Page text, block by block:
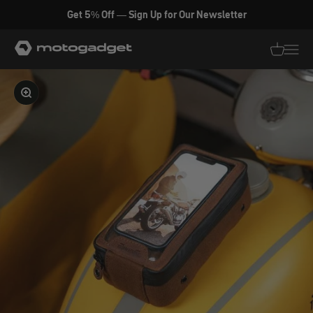
Zum Inhalt springen
Get 5% Off — Sign Up for Our Newsletter
motogadget GmbH
Bild vergrößern